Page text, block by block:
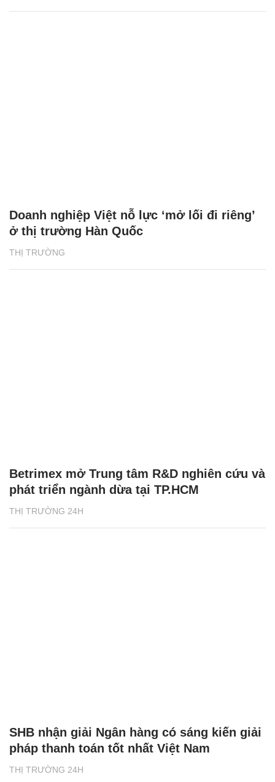
THỊ TRƯỜNG
Doanh nghiệp Việt nỗ lực ‘mở lối đi riêng’
ở thị trường Hàn Quốc
THỊ TRƯỜNG 24H
Betrimex mở Trung tâm R&D nghiên cứu và
phát triển ngành dừa tại TP.HCM
THỊ TRƯỜNG 24H
SHB nhận giải Ngân hàng có sáng kiến giải
pháp thanh toán tốt nhất Việt Nam